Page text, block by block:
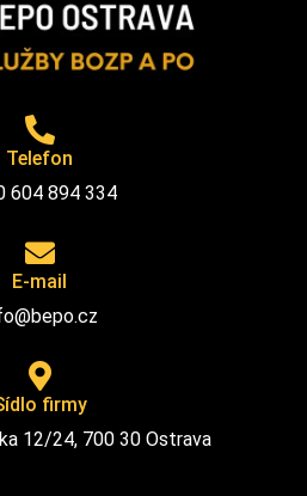
Telefon
604 894 334
E-mail
firmy
12/24, 700 30 Ostrava